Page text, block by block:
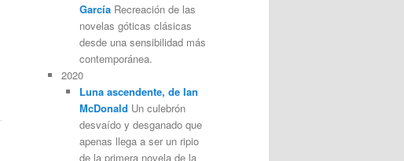
GarcíaRecreación de las
novelas góticas clásicas
desde una sensibilidad más
contemporánea.
2020
Luna ascendente, de Ian
McDonald Un culebrón
desvaído y desganado que
apenas llega a ser un ripio
de la primera novela de la